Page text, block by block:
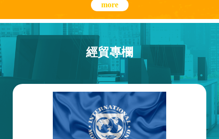
more
經貿專欄